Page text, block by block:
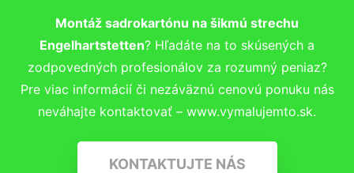
Montáž sadrokartónu na šikmú strechu
Engelhartstetten? Hľadáte na to skúsených a
zodpovedných profesionálov za rozumný peniaz?
Pre viac informácií či nezáväznú cenovú ponuku nás
neváhajte kontaktovať – www.vymalujemto.sk.
KONTAKTUJTE NÁS